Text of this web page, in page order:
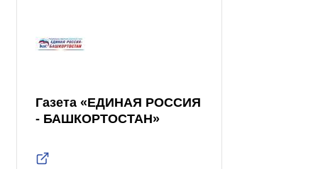
Газета «ЕДИНАЯ РОССИЯ
- БАШКОРТОСТАН»